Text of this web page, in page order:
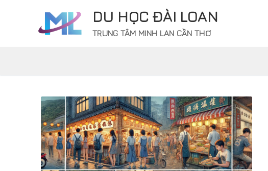
DU HỌC ĐÀI LOAN
TRUNG TÂM MINH LAN CẦN THƠ